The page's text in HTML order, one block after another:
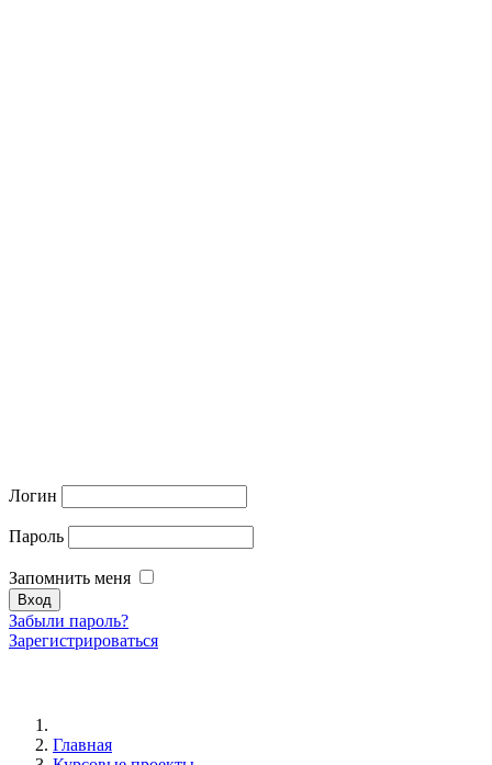
Логин
Пароль
Запомнить меня
Забыли пароль?
Зарегистрироваться
Главная